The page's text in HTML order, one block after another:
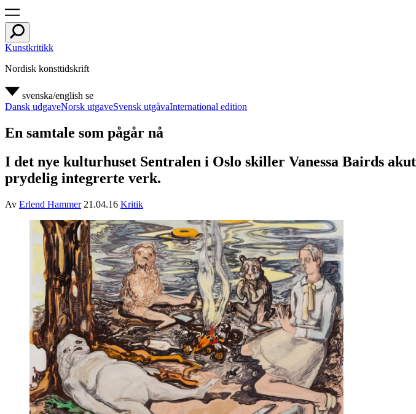
Kunstkritikk
Nordisk konsttidskrift
svenska/english se
Dansk udgaveNorsk utgaveSvensk utgåvaInternational edition
En samtale som pågår nå
I det nye kulturhuset Sentralen i Oslo skiller Vanessa Bairds
prydelig integrerte verk.
Av Erlend Hammer 21.04.16 Kritik